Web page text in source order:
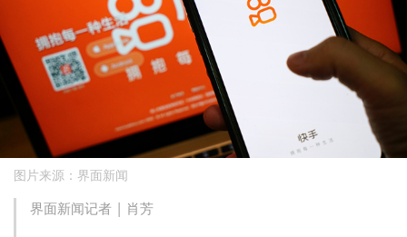
图片来源：界面新闻
界面新闻记者 | 肖芳